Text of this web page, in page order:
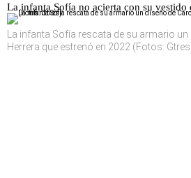
La infanta Sofía no acierta con su vestido
La infanta Sofía rescata de su armario
Herrera que estrenó en 2022 (Fotos: